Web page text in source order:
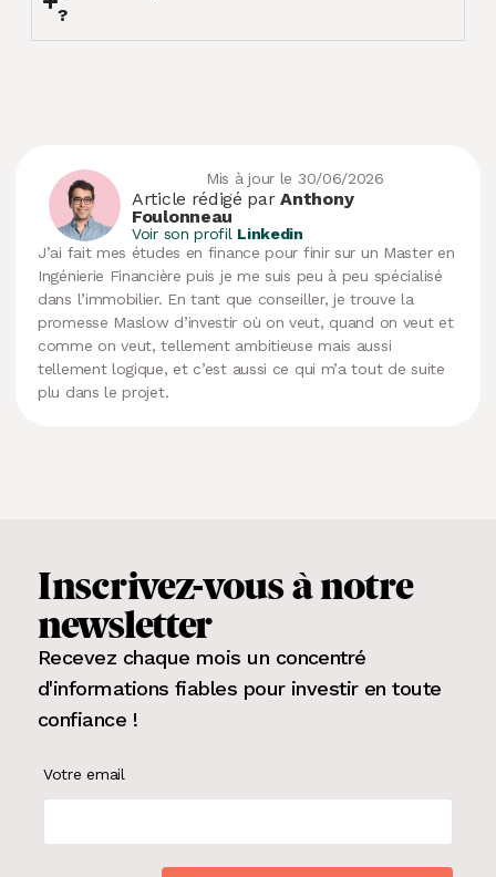
?
Mis à jour le 30/06/2026
Article rédigé parAnthony
Foulonneau
Voir son profil Linkedin
J’ai fait mes études en finance pour finir sur un Master en
Ingénierie Financière puis je me suis peu à peu spécialisé
dans l’immobilier. En tant que conseiller, je trouve la
promesse Maslow d’investir où on veut, quand on veut et
comme on veut, tellement ambitieuse mais aussi
tellement logique, et c’est aussi ce qui m’a tout de suite
plu dans le projet.
Inscrivez-vousà notre
newsletter
Recevez chaque mois un concentré
d'informations fiables pour investir en toute
confiance !
Votre email